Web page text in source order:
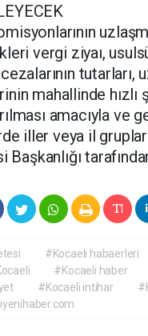
vergi ziyaı,
tutarları,
mahallinde hızlı
amacıyla ve
iller veya il
Başkanlığı
#Kocaeli habaerleri
#Kocaeli haber
#Kocaeli intihar